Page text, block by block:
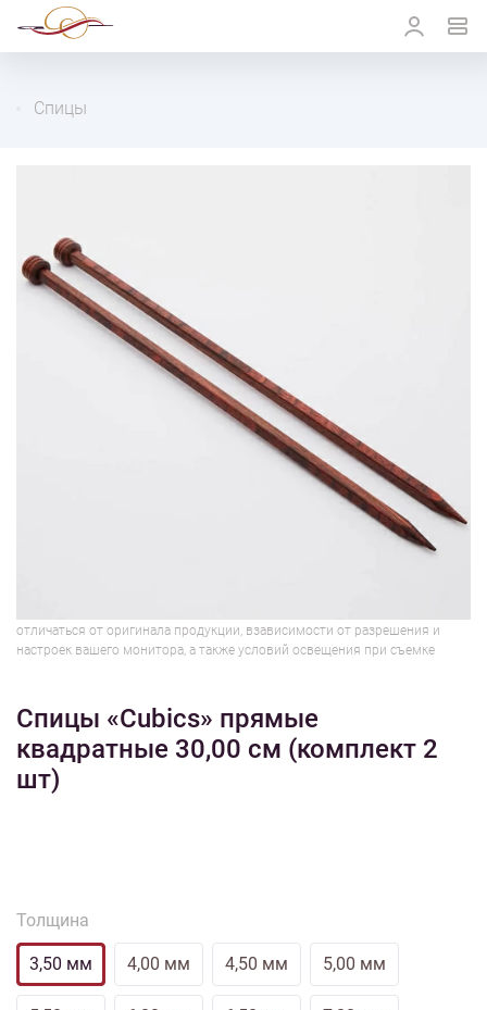
Спицы
отличаться от оригинала продукции, взависимости от разрешения и
настроек вашего монитора, а также условий освещения при съемке
Спицы «Cubics» прямые
квадратные 30,00 см (комплект 2
шт)
Толщина
3,50 мм 4,00 мм 4,50 мм 5,00 мм